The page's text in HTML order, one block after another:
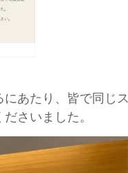
あたり、皆で同じス
さいました。